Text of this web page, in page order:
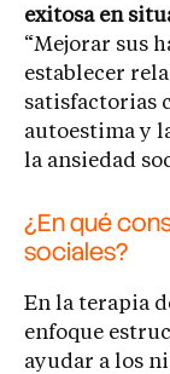
exitosa en
“Mejorar sus
establecer
satisfactorias
autoestima y
la ansiedad
¿En qué
sociales?
En la terapia
enfoque
ayudar a los